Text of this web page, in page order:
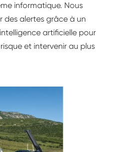
informatique. Nous
des alertes grâce à un
artificielle pour
et intervenir au plus